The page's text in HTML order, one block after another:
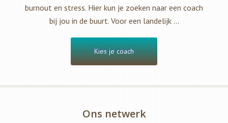
burnout en stress. Hier kun je zoeken naar een coach
bij jou in de buurt. Voor een landelijk …
Kies je coach
Ons netwerk